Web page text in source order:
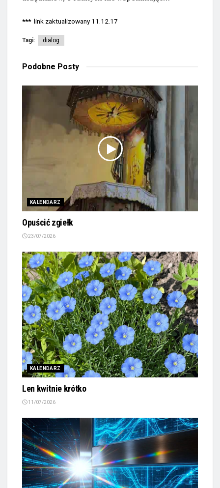
***link zaktualizowany 11.12.17
Tagi: dialog
Podobne Posty
KALENDARZ
Opuścić zgiełk
23/07/2026
KALENDARZ
Len kwitnie krótko
11/07/2026